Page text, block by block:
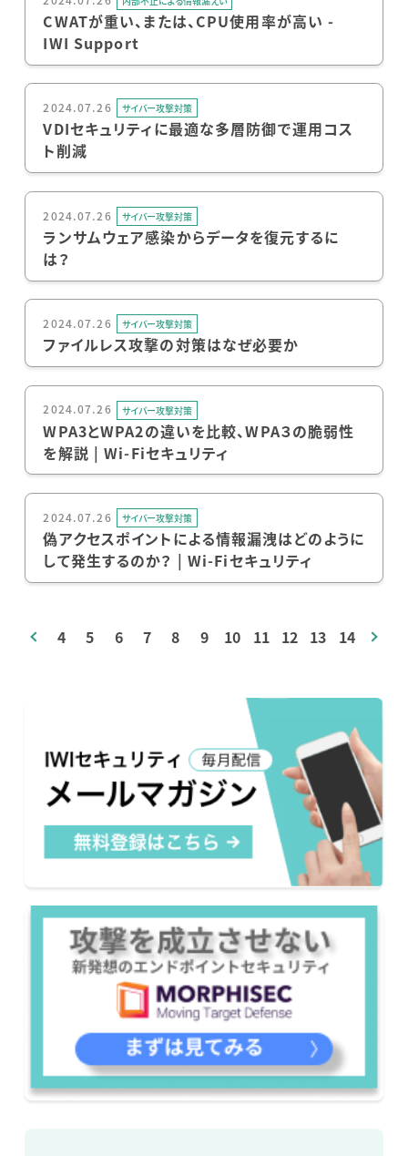
CWATが重い、または、CPU使用率が高い -
IWI Support
2024.07.26 サイバー攻撃対策
VDIセキュリティに最適な多層防御で運用コス
ト削減
2024.07.26 サイバー攻撃対策
ランサムウェア感染からデータを復元するに
は？
2024.07.26 サイバー攻撃対策
ファイルレス攻撃の対策はなぜ必要か
2024.07.26 サイバー攻撃対策
WPA3とWPA2の違いを比較、WPA３の脆弱性
を解説 | Wi-Fiセキュリティ
2024.07.26 サイバー攻撃対策
偽アクセスポイントによる情報漏洩はどのように
して発生するのか？ | Wi-Fiセキュリティ
4 5 6 7 8 9 10 11 12 13 14